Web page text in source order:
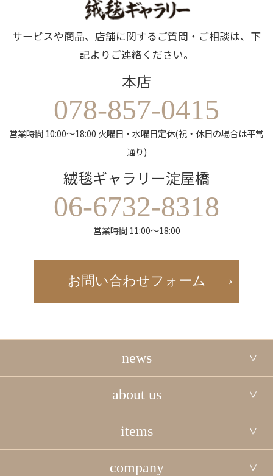
サービスや商品、店舗に関するご質問・ご相談は、下
記よりご連絡ください。
本店
078-857-0415
営業時間 10:00～18:00 火曜日・水曜日定休(祝・休日の場合は平常
通り)
絨毯ギャラリー淀屋橋
06-6732-8318
営業時間 11:00～18:00
お問い合わせフォーム
news
about us
items
company